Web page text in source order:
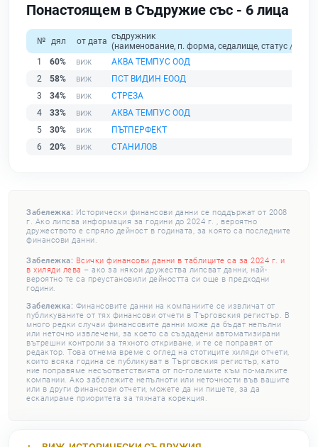
Понастоящем в Съдружие със - 6 лица
№ дял от дата съдружник
(наименование, п. форма, седалище, статус /
1
60%
АКВА ТЕМПУС ООД
2
58%
ПСТ ВИДИН ЕООД
3
34%
СТРЕЗА
4
33%
АКВА ТЕМПУС ООД
5
30%
ПЪТПЕРФЕКТ
6
20% СТАНИЛОВ
Забележка: Исторически финансови данни се поддържат от 2008
г. Ако липсва информация за години до 2024 г. , вероятно
дружеството е спряло дейност в годината, за която са последните
финансови данни.
Забележка: Всички финансови данни в таблиците са за 2024 г. и
в хиляди лева – ако за някои дружества липсват данни, най-
вероятно те са преустановили дейността си още в предходни
години.
Забележка: Финансовите данни на компаниите се извличат от
публикуваните от тях финансови отчети в Търговския регистър. В
много редки случаи финансовите данни може да бъдат непълни
или неточно извлечени, за което са създадени автоматизирани
вътрешни контроли за тяхното откриване, и те се поправят от
редактор. Това отнема време с оглед на стотиците хиляди отчети,
които всяка година се публикуват в Търговския регистър, като
ние поправяме несъответствията от по-големите към по-малките
компании. Ако забележите непълноти или неточности във вашите
или в други финансови отчети, можете да ни пишете, за да
ескалираме приоритета за тяхната корекция.